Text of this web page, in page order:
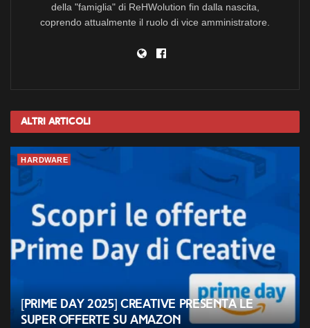
della "famiglia" di ReHWolution fin dalla nascita,
coprendo attualmente il ruolo di vice amministratore.
Altri Articoli
HARDWARE
[Prime Day 2025] Creative presenta le
super offerte su Amazon